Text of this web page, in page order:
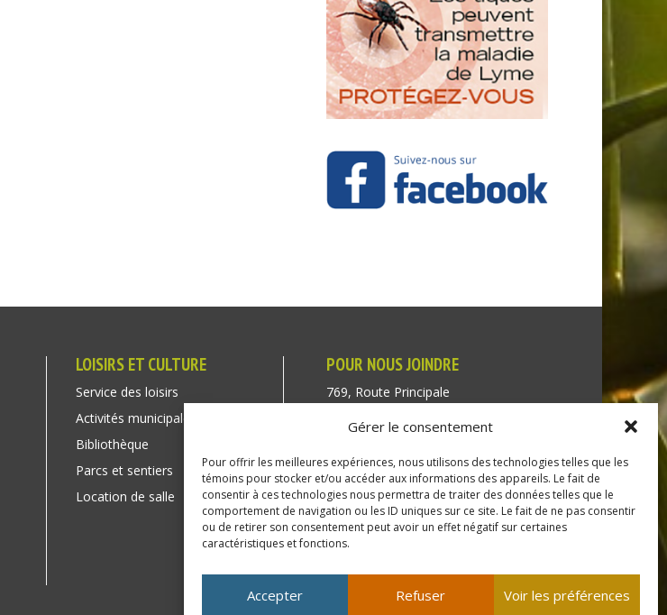
Gérer le consentement
Pour offrir les meilleures expériences, nous utilisons des technologies telles que les
témoins pour stocker et/ou accéder aux informations des appareils. Le fait de
consentir à ces technologies nous permettra de traiter des données telles que le
comportement de navigation ou les ID uniques sur ce site. Le fait de ne pas consentir
ou de retirer son consentement peut avoir un effet négatif sur certaines
caractéristiques et fonctions.
Accepter Refuser Voir les préférences
LOISIRS ET CULTURE
Service des loisirs
Activités municipales
Bibliothèque
Parcs et sentiers
Location de salle
POUR NOUS JOINDRE
769, Route Principale
Québec J0P 1P1
Téléphone : (450) 451-5203
Direction générale :
dir@tressaintredempteur.ca
Administration générale :
recep@tressaintredempteur.ca